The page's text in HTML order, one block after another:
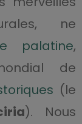
ne
palatine,
de
(le
). Nous